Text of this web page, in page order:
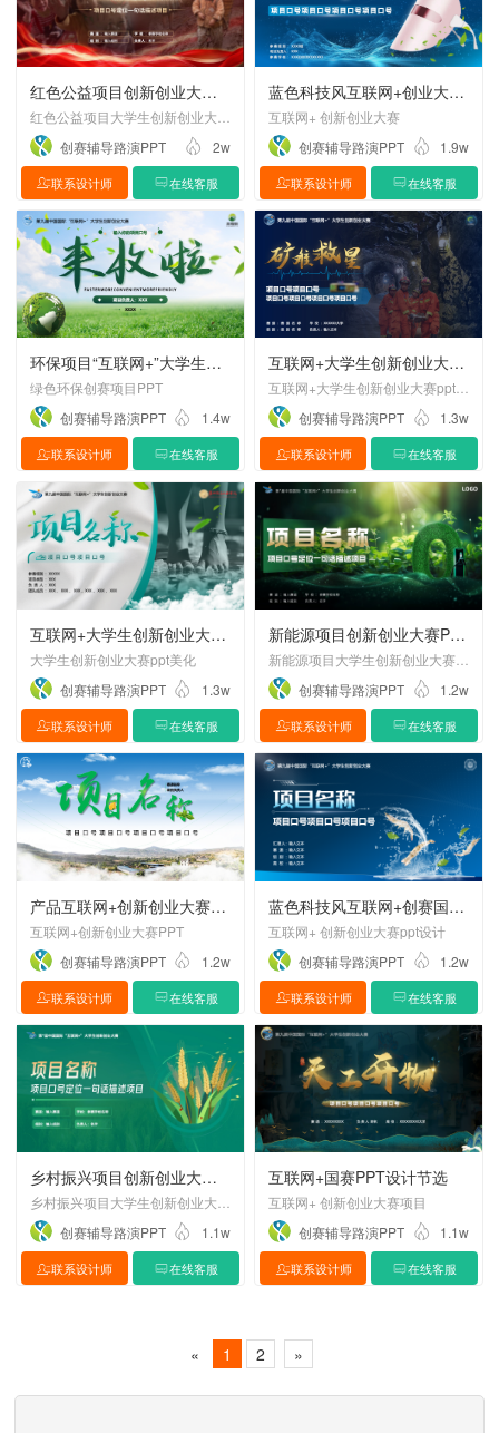
红色公益项目创新创业大赛PPT设计制作美化
创赛辅导路演PPT
2w
联系设计师 在线客服
蓝色科技风互联网+创业大赛PPT
互联网+ 创新创业大赛
创赛辅导路演PPT
1.9w
联系设计师 在线客服
环保项目“互联网+”大学生创新创业大赛PPT设计
绿色环保创赛项目PPT
创赛辅导路演PPT
1.4w
联系设计师 在线客服
互联网+大学生创新创业大赛PPT设计
互联网+大学生创新创业大赛ppt设计节选
创赛辅导路演PPT
1.3w
联系设计师 在线客服
互联网+大学生创新创业大赛项目ppt美化
大学生创新创业大赛ppt美化
创赛辅导路演PPT
1.3w
联系设计师 在线客服
新能源项目创新创业大赛PPT设计制作美化
创赛辅导路演PPT
1.2w
联系设计师 在线客服
产品互联网+创新创业大赛PPT设计
互联网+创新创业大赛PPT
创赛辅导路演PPT
1.2w
联系设计师 在线客服
蓝色科技风互联网+创赛国奖PPT设计案例
互联网+ 创新创业大赛ppt设计
创赛辅导路演PPT
1.2w
联系设计师 在线客服
乡村振兴项目创新创业大赛PPT设计制作美化
创赛辅导路演PPT
1.1w
联系设计师 在线客服
互联网+国赛PPT设计节选
互联网+ 创新创业大赛项目
创赛辅导路演PPT
1.1w
联系设计师 在线客服
« 1 2 »